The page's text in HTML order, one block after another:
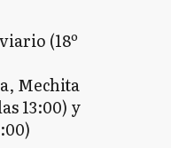
(18º
Mechita
13:00) y